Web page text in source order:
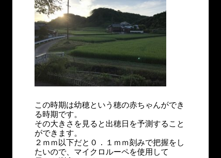
この時期は幼穂という穂の赤ちゃんができ
る時期です。
その大きさを見ると出穂日を予測すること
ができます。
２ｍｍ以下だと０．１ｍｍ刻みで把握をし
たいので、マイクロルーペを使用して